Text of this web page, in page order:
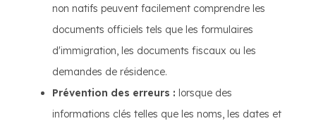
non natifs peuvent facilement comprendre les
documents officiels tels que les formulaires
d'immigration, les documents fiscaux ou les
demandes de résidence.
Prévention des erreurs : lorsque des
informations clés telles que les noms, les dates et